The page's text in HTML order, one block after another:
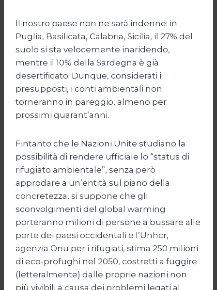
Il nostro paese non ne sarà indenne: in
Puglia, Basilicata, Calabria, Sicilia, il 27% del
suolo si sta velocemente inaridendo,
mentre il 10% della Sardegna è già
desertificato. Dunque, considerati i
presupposti, i conti ambientali non
torneranno in pareggio, almeno per
prossimi quarant’anni.
Fintanto che le Nazioni Unite studiano la
possibilità di rendere ufficiale lo “status di
rifugiato ambientale”, senza però
approdare a un’entità sul piano della
concretezza, si suppone che gli
sconvolgimenti del global warming
porteranno milioni di persone a bussare alle
porte dei paesi occidentali e l’Unhcr,
agenzia Onu per i rifugiati, stima 250 milioni
di eco-profughi nel 2050, costretti a fuggire
(letteralmente) dalle proprie nazioni non
più vivibili a causa dei problemi legati al